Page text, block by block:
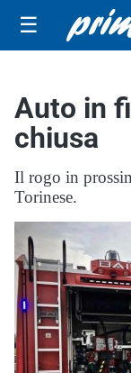
☰
Auto in
chiusa
Il rogo in
Torinese.